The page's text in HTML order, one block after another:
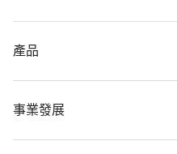
產品
事業發展